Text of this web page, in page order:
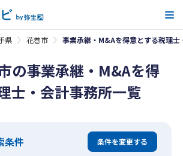
県 花巻市 事業承継・M&Aを得意とする税理士
の事業承継・M&Aを得
士・会計事務所一覧
条件 条件を変更する